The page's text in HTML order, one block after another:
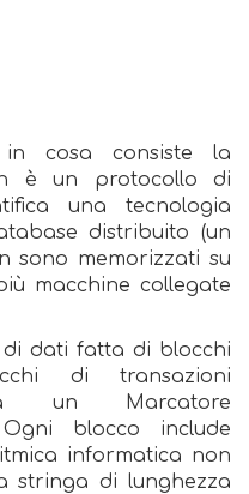
in cosa consiste la
è un protocollo di
una tecnologia
distribuito (un
memorizzati su
macchine collegate
di dati fatta di blocchi
di transazioni
un Marcatore
Ogni blocco include
informatica non
stringa di lunghezza